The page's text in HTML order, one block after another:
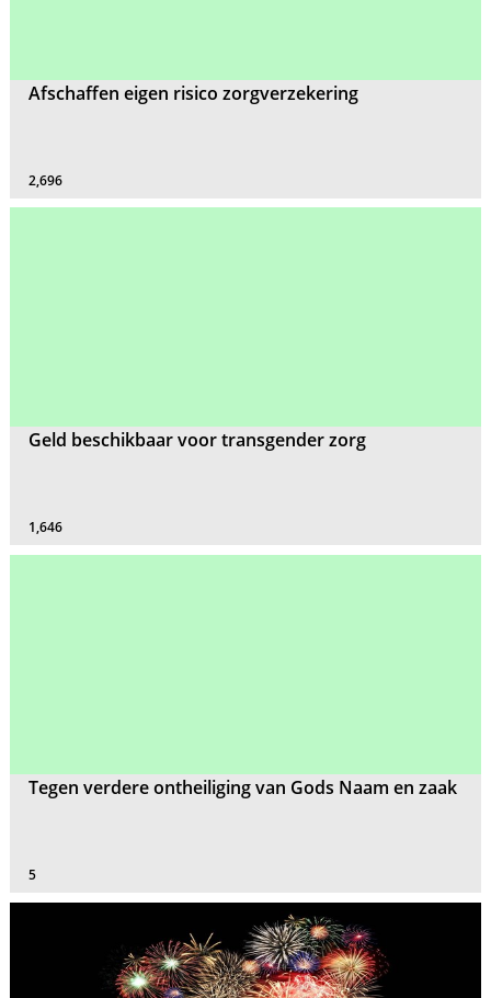
Afschaffen eigen risico zorgverzekering
2,696
Geld beschikbaar voor transgender zorg
1,646
Tegen verdere ontheiliging van Gods Naam en zaak
5